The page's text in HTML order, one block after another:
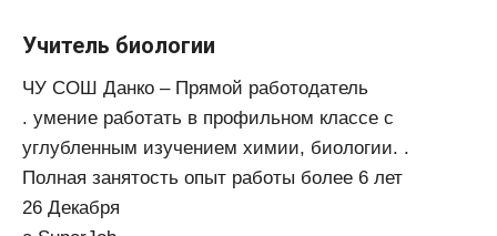
Учитель биологии
ЧУ СОШ Данко – Прямой работодатель
. умение работать в профильном классе с
углубленным изучением химии, биологии. .
Полная занятость опыт работы более 6 лет
26 Декабря